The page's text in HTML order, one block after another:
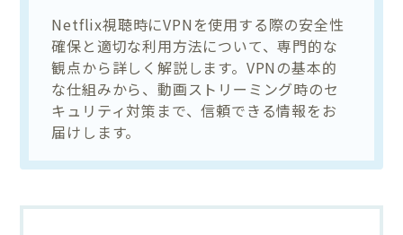
Netflix視聴時にVPNを使用する際の安全性
確保と適切な利用方法について、専門的な
観点から詳しく解説します。VPNの基本的
な仕組みから、動画ストリーミング時のセ
キュリティ対策まで、信頼できる情報をお
届けします。